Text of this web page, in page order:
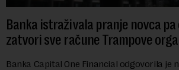
Banka istraživala pranje novca
zatvori sve račune Trampove
Banka Capital One Financial odgovorila je